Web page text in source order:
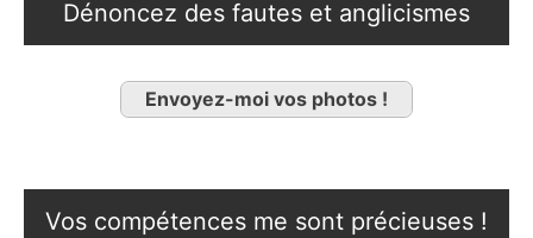
Dénoncez des fautes et anglicismes
Envoyez-moi vos photos !
Vos compétences me sont précieuses !